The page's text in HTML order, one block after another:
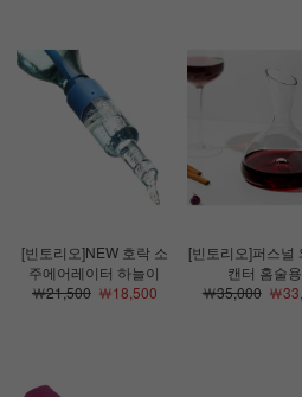
[빈토리오]NEW 호락 소
주에어레이터 하늘이
￦21,500￦18,500
[빈토리오]퍼스널
캔터 홈술용
￦35,000￦